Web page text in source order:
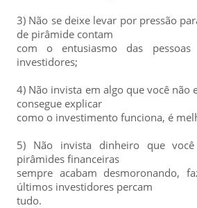
3) Não se deixe levar por pressão
de pirâmide contam
com o entusiasmo das
investidores;
4) Não invista em algo que você não
consegue explicar
como o investimento funciona, é
5) Não invista dinheiro que
pirâmides financeiras
sempre acabam desmoronando,
últimos investidores percam
tudo.